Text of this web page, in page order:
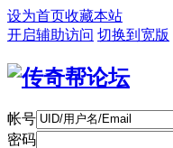
设为首页收藏本站
开启辅助访问 切换到宽版
帐号
密码